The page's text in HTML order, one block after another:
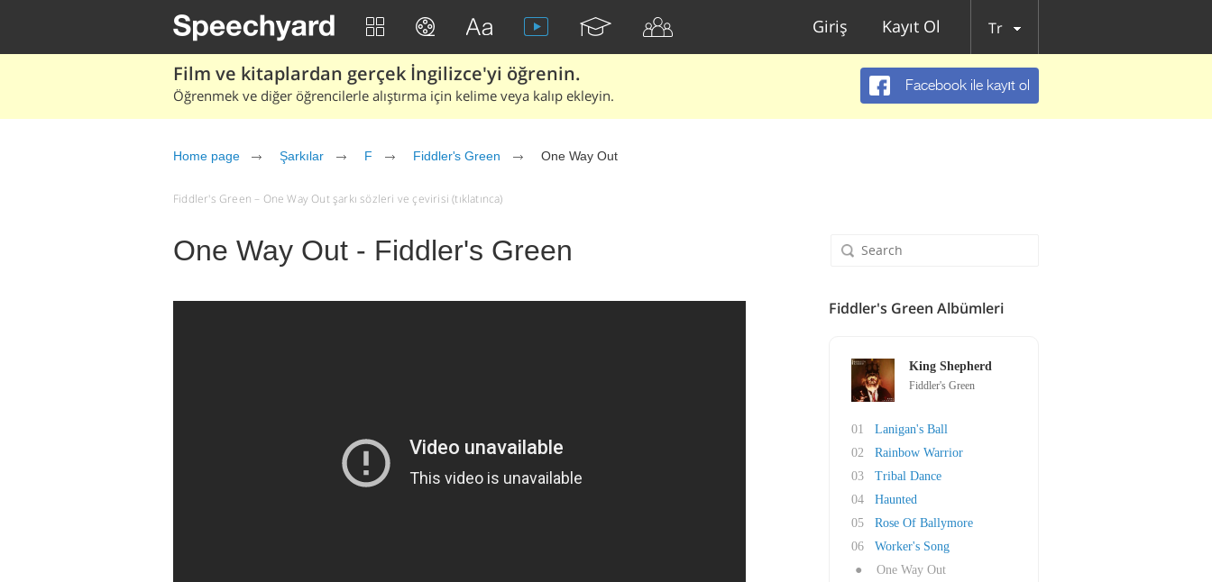
Giriş Kayıt Ol Tr
Film ve kitaplardan gerçek İngilizce'yi öğrenin.
Öğrenmek ve diğer öğrencilerle alıştırma için kelime veya kalıp ekleyin.
Facebook ile kayıt ol
Home page Şarkılar F Fiddler's Green One Way Out
Fiddler's Green – One Way Out şarkı sözleri ve çevirisi (tıklatınca)
One Way Out - Fiddler's Green
Fiddler's Green Albümleri
King Shepherd
Fiddler's Green
01
Lanigan's Ball
02
Rainbow Warrior
03
Tribal Dance
04
Haunted
05
Rose Of Ballymore
06
Worker's Song
●
One Way Out